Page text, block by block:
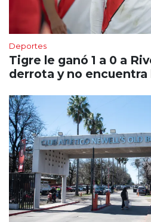
Deportes
Tigre le ganó 1 a 0 a
derrota y no encuentra